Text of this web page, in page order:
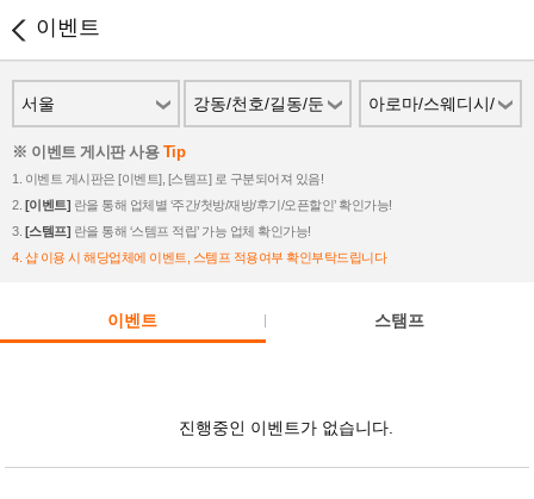
이벤트
서울
강동/천호/길동/둔
촌
아로마/스웨디시/
스파
※ 이벤트 게시판 사용 Tip
1. 이벤트 게시판은 [이벤트], [스템프] 로 구분되어져 있음!
2. [이벤트] 란을 통해 업체별 ‘주간/첫방/재방/후기/오픈할인’ 확인가능!
3. [스템프] 란을 통해 ‘스템프 적립’ 가능 업체 확인가능!
4. 샵 이용 시 해당업체에 이벤트, 스템프 적용여부 확인부탁드립니다
이벤트 스탬프
진행중인 이벤트가 없습니다.